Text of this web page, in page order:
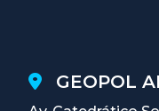
GEOPOL